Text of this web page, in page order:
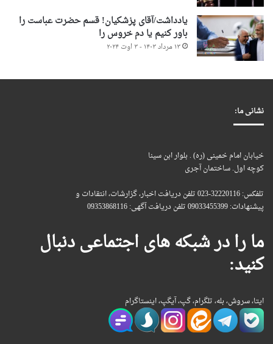
یادداشت/آقای پزشکیان! قسم حضرت عباست را
باور کنیم یا دم خروس را
۱۳ مرداد ۱۴۰۳ - ۳ اوت ۲۰۲۴
نشانی ما:
خیابان امام خمینی (ره) . بلوار ابن سینا
کوچه اول. ساختمان آجری
تلفکس: 32220116-023 تلفن دریافت اخبار، گزارشات، انتقادات و
پیشنهادات: 09033455399 تلفن دریافت آگهی: 09353868116
ما را در شبکه های اجتماعی دنبال
کنید:
ایتا، سروش، بله، تلگرام، گپ، آیگپ، اینستاگرام